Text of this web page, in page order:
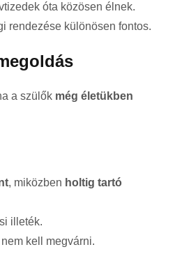
óta közösen élnek.
rendezése különösen fontos.
a szülők még életükben
, miközben holtig tartó
illeték.
kell megvárni.